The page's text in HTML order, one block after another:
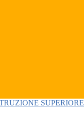
SUPERIORE